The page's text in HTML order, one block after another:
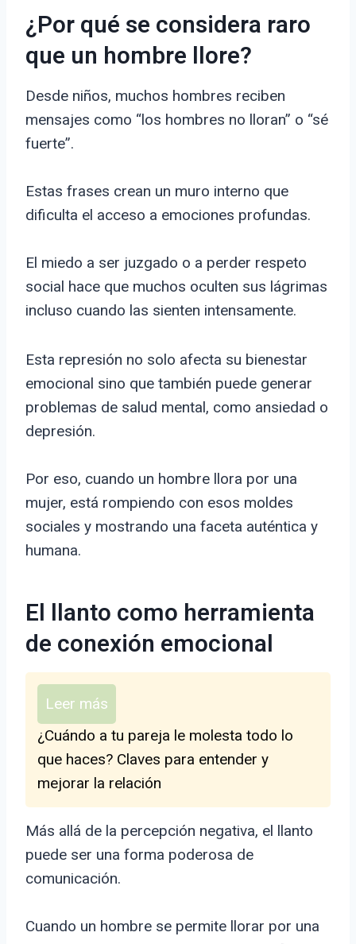
¿Por qué se considera raro
que un hombre llore?
Desde niños, muchos hombres reciben
mensajes como “los hombres no lloran” o “sé
fuerte”.
Estas frases crean un muro interno que
dificulta el acceso a emociones profundas.
El miedo a ser juzgado o a perder respeto
social hace que muchos oculten sus lágrimas
incluso cuando las sienten intensamente.
Esta represión no solo afecta su bienestar
emocional sino que también puede generar
problemas de salud mental, como ansiedad o
depresión.
Por eso, cuando un hombre llora por una
mujer, está rompiendo con esos moldes
sociales y mostrando una faceta auténtica y
humana.
El llanto como herramienta
de conexión emocional
Leer más
¿Cuándo a tu pareja le molesta todo lo
que haces? Claves para entender y
mejorar la relación
Más allá de la percepción negativa, el llanto
puede ser una forma poderosa de
comunicación.
Cuando un hombre se permite llorar por una